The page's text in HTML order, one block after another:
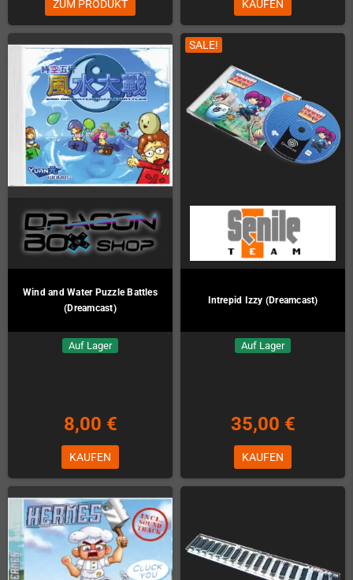
ZUM PRODUKT KAUFEN
Wind and Water Puzzle Battles
(Dreamcast)
Auf Lager
8,00 €
KAUFEN
SALE!
Intrepid Izzy (Dreamcast)
Auf Lager
35,00 €
KAUFEN